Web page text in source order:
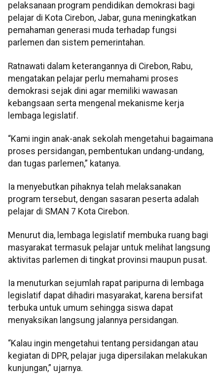
pelaksanaan program pendidikan demokrasi bagi
pelajar di Kota Cirebon, Jabar, guna meningkatkan
pemahaman generasi muda terhadap fungsi
parlemen dan sistem pemerintahan.
Ratnawati dalam keterangannya di Cirebon, Rabu,
mengatakan pelajar perlu memahami proses
demokrasi sejak dini agar memiliki wawasan
kebangsaan serta mengenal mekanisme kerja
lembaga legislatif.
“Kami ingin anak-anak sekolah mengetahui bagaimana
proses persidangan, pembentukan undang-undang,
dan tugas parlemen,” katanya.
Ia menyebutkan pihaknya telah melaksanakan
program tersebut, dengan sasaran peserta adalah
pelajar di SMAN 7 Kota Cirebon.
Menurut dia, lembaga legislatif membuka ruang bagi
masyarakat termasuk pelajar untuk melihat langsung
aktivitas parlemen di tingkat provinsi maupun pusat.
Ia menuturkan sejumlah rapat paripurna di lembaga
legislatif dapat dihadiri masyarakat, karena bersifat
terbuka untuk umum sehingga siswa dapat
menyaksikan langsung jalannya persidangan.
“Kalau ingin mengetahui tentang persidangan atau
kegiatan di DPR, pelajar juga dipersilakan melakukan
kunjungan,” ujarnya.